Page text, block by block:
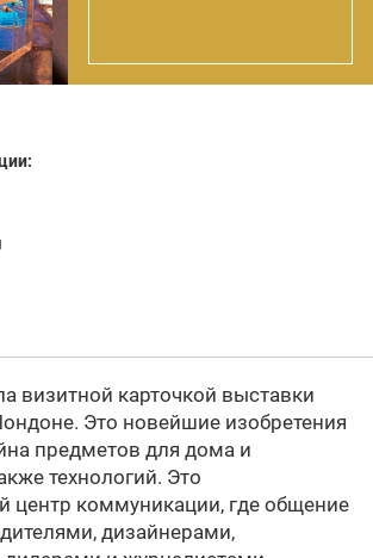
визитной карточкой выставки
Это новейшие изобретения
предметов для дома и
технологий. Это
центр коммуникации, где общение
дизайнерами,